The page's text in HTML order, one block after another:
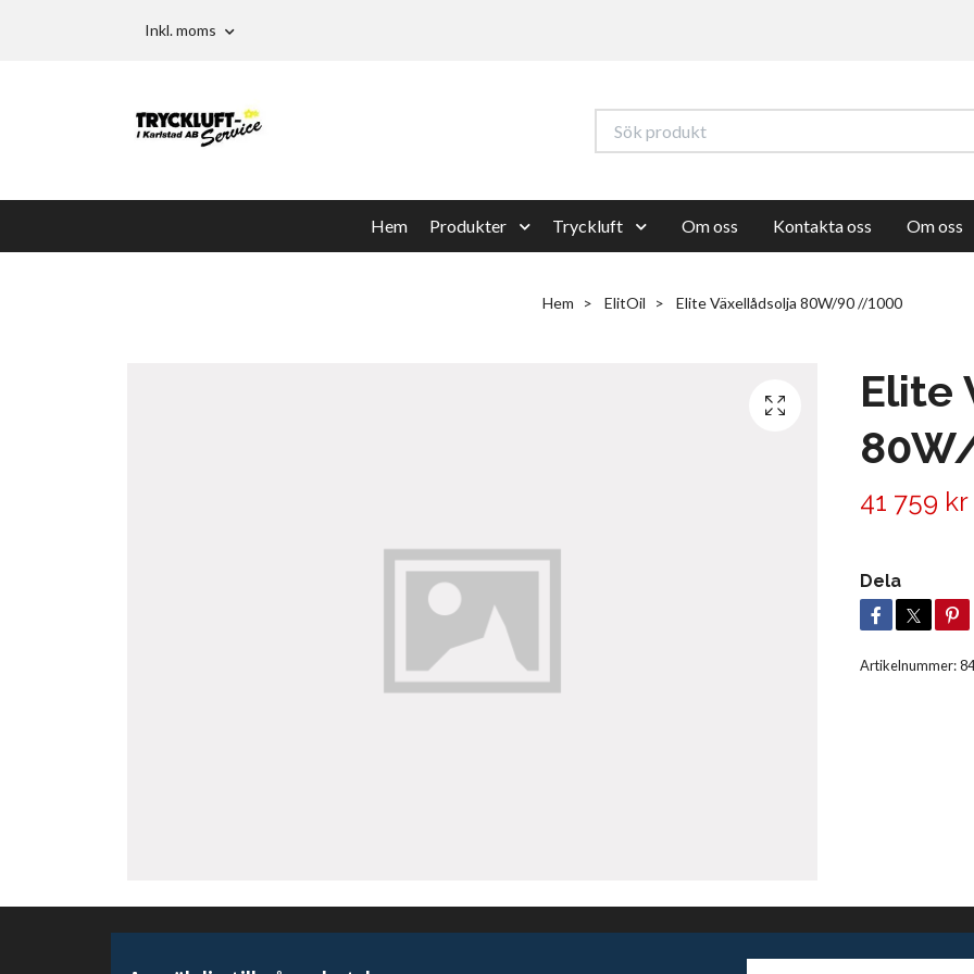
Inkl. moms
Hem Produkter Tryckluft Om oss Kontakta oss Om oss
Hem ElitOil Elite Växellådsolja 80W/90 //1000
Elite
41 759 kr
Dela
Artikelnummer: